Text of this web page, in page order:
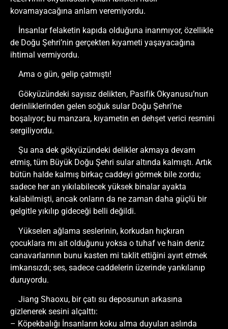
kovamayacağına anlam veremiyordu.
İnsanlar felaketin kapıda olduğuna inanmıyor, özellikle
de Doğu Şehri’nin gerçekten kıyameti yaşayacağına
ihtimal vermiyordu.
Ama o gün, gelip çatmıştı!
Gökyüzündeki sayısız delikten, Pasifik Okyanusu’nun
derinliklerinden gelen soğuk sular Doğu Şehri’ne
boşalıyor; bu manzara, kıyametin en dehşet verici resmini
sergiliyordu.
Şu ana dek gökyüzündeki delikler akmaya devam
etmiş, tüm Büyük Doğu Şehri sular altında kalmıştı. Artık
bütün halde kalmış birkaç caddeyi görmek bile zordu;
sadece her an yıkılabilecek yüksek binalar ayakta
kalabilmişti, ancak onların da ne zaman daha güçlü bir
gelgitle yıkılıp gideceği belli değildi.
Yükselen ağlama seslerinin, korkudan hıçkıran
çocuklara mı ait olduğunu yoksa o tuhaf ve hain deniz
canavarlarının bunu kasten mi taklit ettiğini ayırt etmek
imkansızdı; ses, sadece caddelerin üzerinde yankılanıp
duruyordu.
Jiang Shaoxu, bir çatı su deposunun arkasına
gizlenerek sesini alçalttı:
– Köpekbalığı İnsanların koku alma duyuları aslında